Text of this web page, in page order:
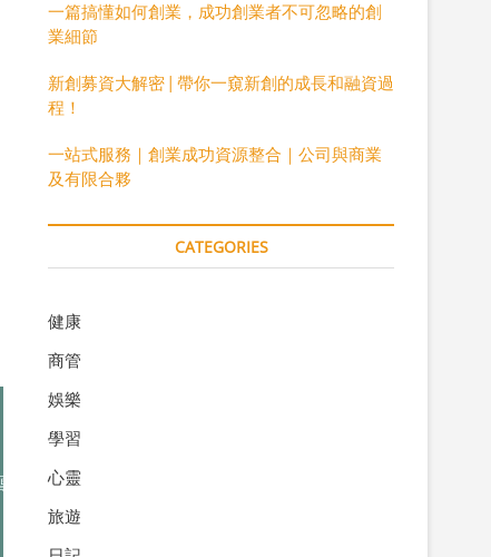
一篇搞懂如何創業，成功創業者不可忽略的創
業細節
新創募資大解密 | 帶你一窺新創的成長和融資過
程！
一站式服務｜創業成功資源整合｜公司與商業
及有限合夥
CATEGORIES
健康
商管
娛樂
學習
心靈
旅遊